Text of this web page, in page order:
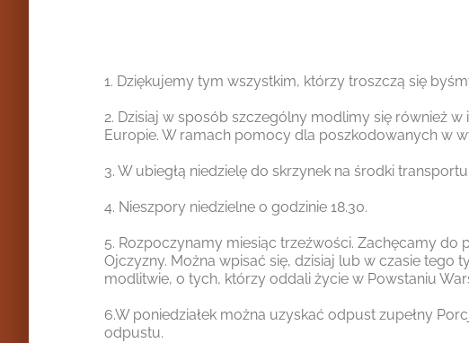
1. Dziękujemy tym wszystkim, którzy troszczą się
2. Dzisiaj w sposób szczególny modlimy się również
Europie. W ramach pomocy dla poszkodowanych w
3. W ubiegłą niedzielę do skrzynek na środki
4. Nieszpory niedzielne o godzinie 18.30.
5. Rozpoczynamy miesiąc trzeźwości. Zachęcamy
Ojczyzny. Można wpisać się, dzisiaj lub w czasie tego
modlitwie, o tych, którzy oddali życie w Powstaniu
6.W poniedziałek można uzyskać odpust zupełny
odpustu.